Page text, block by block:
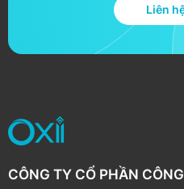
Liên
CÔNG TY CỔ PHẦN